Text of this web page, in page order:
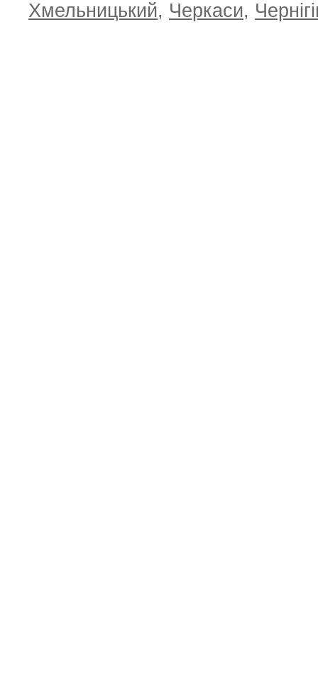
Хмельницький, Черкаси,